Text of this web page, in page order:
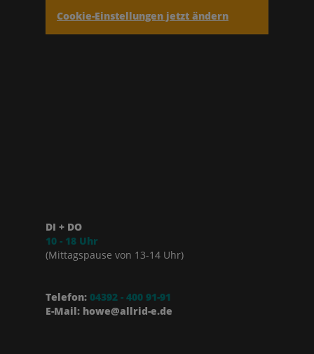
Cookie-Einstellungen jetzt ändern
DI + DO
10 - 18 Uhr
(Mittagspause von 13-14 Uhr)
Telefon: 04392 - 400 91-91
E-Mail: howe@allrid-e.de